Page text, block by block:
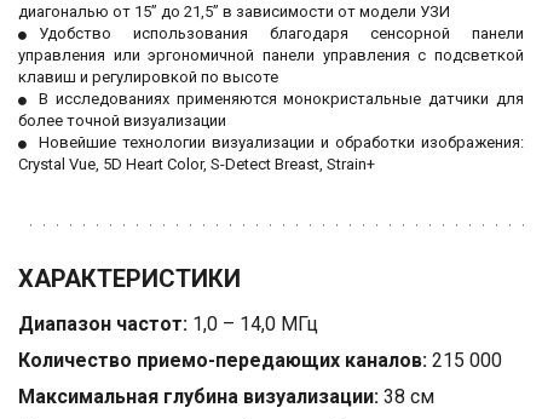
диагональю от 15” до 21,5” в зависимости от модели УЗИ
Удобство использования благодаря сенсорной панели
управления или эргономичной панели управления с подсветкой
клавиш и регулировкой по высоте
В исследованиях применяются монокристальные датчики для
более точной визуализации
Новейшие технологии визуализации и обработки изображения:
Crystal Vue, 5D Heart Color, S-Detect Breast, Strain+
ХАРАКТЕРИСТИКИ
Диапазон частот: 1,0 – 14,0 МГц
Количество приемо-передающих каналов: 215 000
Максимальная глубина визуализации: 38 см